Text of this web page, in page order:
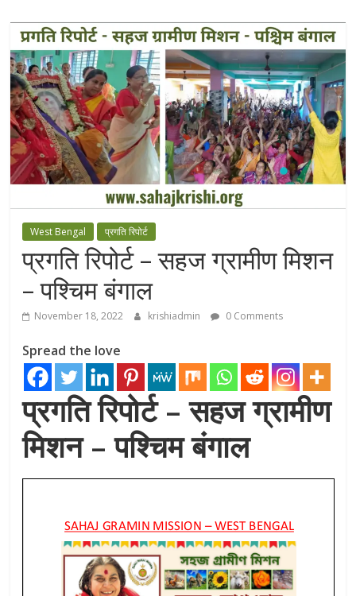
West Bengal प्रगति रिपोर्ट
प्रगति रिपोर्ट – सहज ग्रामीण मिशन
– पश्चिम बंगाल
November 18, 2022 krishiadmin 0 Comments
Spread the love
प्रगति रिपोर्ट – सहज ग्रामीण
मिशन – पश्चिम बंगाल